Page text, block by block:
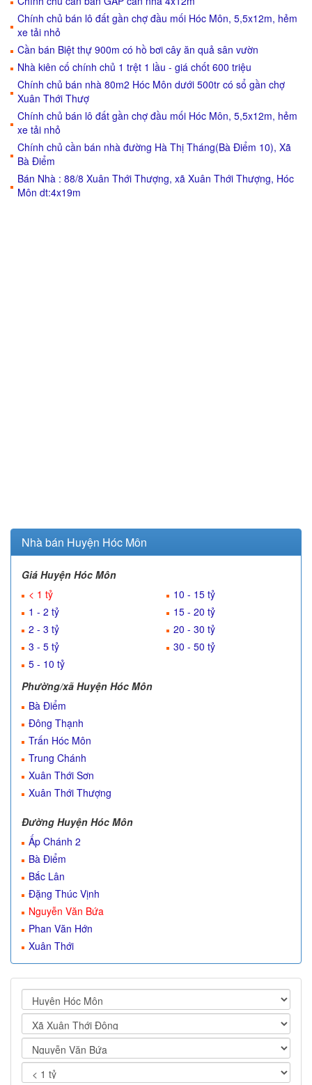
Chính chủ bán lô đất gần chợ đầu mối Hóc Môn, 5,5x12m, hẻm
xe tải nhỏ
Cần bán Biệt thự 900m có hồ bơi cây ăn quả sân vườn
Nhà kiên cố chính chủ 1 trệt 1 lầu - giá chốt 600 triệu
Chính chủ bán nhà 80m2 Hóc Môn dưới 500tr có sổ gần chợ
Xuân Thới Thượ
Chính chủ bán lô đất gần chợ đầu mối Hóc Môn, 5,5x12m, hẻm
xe tải nhỏ
Chính chủ cần bán nhà đường Hà Thị Tháng(Bà Điểm 10), Xã
Bà Điểm
Bán Nhà : 88/8 Xuân Thới Thượng, xã Xuân Thới Thượng, Hóc
Môn dt:4x19m
Nhà bán Huyện Hóc Môn
Giá Huyện Hóc Môn
< 1 tỷ
1 - 2 tỷ
2 - 3 tỷ
3 - 5 tỷ
5 - 10 tỷ
10 - 15 tỷ
15 - 20 tỷ
20 - 30 tỷ
30 - 50 tỷ
Phường/xã Huyện Hóc Môn
Bà Điểm
Đông Thạnh
Trấn Hóc Môn
Trung Chánh
Xuân Thới Sơn
Xuân Thới Thượng
Đường Huyện Hóc Môn
Ấp Chánh 2
Bà Điểm
Bắc Lân
Đặng Thúc Vịnh
Nguyễn Văn Bứa
Phan Văn Hớn
Xuân Thới